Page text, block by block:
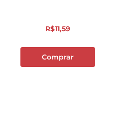
R$11,59
Comprar